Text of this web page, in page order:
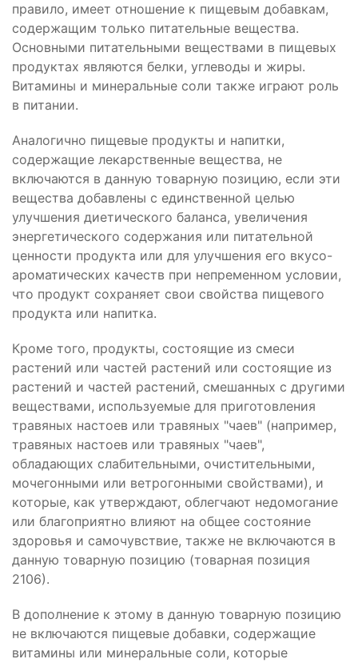
правило, имеет отношение к пищевым добавкам,
содержащим только питательные вещества.
Основными питательными веществами в пищевых
продуктах являются белки, углеводы и жиры.
Витамины и минеральные соли также играют роль
в питании.
Аналогично пищевые продукты и напитки,
содержащие лекарственные вещества, не
включаются в данную товарную позицию, если эти
вещества добавлены с единственной целью
улучшения диетического баланса, увеличения
энергетического содержания или питательной
ценности продукта или для улучшения его вкусо-
ароматических качеств при непременном условии,
что продукт сохраняет свои свойства пищевого
продукта или напитка.
Кроме того, продукты, состоящие из смеси
растений или частей растений или состоящие из
растений и частей растений, смешанных с другими
веществами, используемые для приготовления
травяных настоев или травяных "чаев" (например,
травяных настоев или травяных "чаев",
обладающих слабительными, очистительными,
мочегонными или ветрогонными свойствами), и
которые, как утверждают, облегчают недомогание
или благоприятно влияют на общее состояние
здоровья и самочувствие, также не включаются в
данную товарную позицию (товарная позиция
2106).
В дополнение к этому в данную товарную позицию
не включаются пищевые добавки, содержащие
витамины или минеральные соли, которые